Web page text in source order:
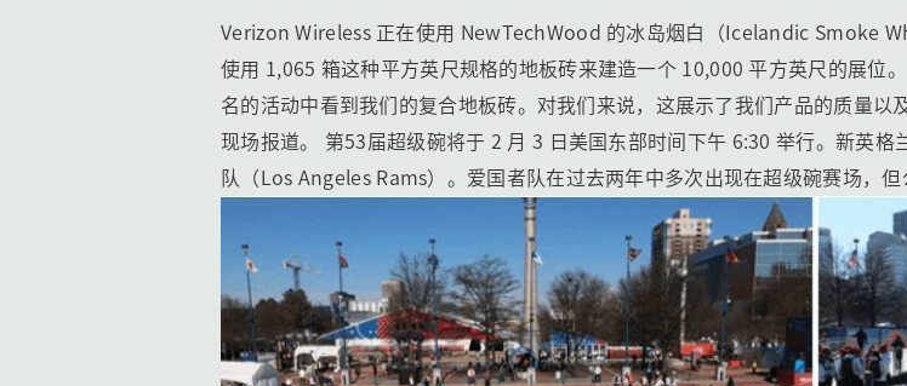
Verizon Wireless 正在使用 NewTechWood 的冰岛烟白（Icelandic Smoke
使用 1,065 箱这种平方英尺规格的地板砖来建造一个 10,000 平方英尺的展位
名的活动中看到我们的复合地板砖。对我们来说，这展示了我们产品的质量
现场报道。 第53届超级碗将于 2 月 3 日美国东部时间下午 6:30 举行。新英
队（Los Angeles Rams）。爱国者队在过去两年中多次出现在超级碗赛场，